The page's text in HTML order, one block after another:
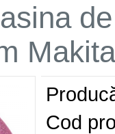
Cod